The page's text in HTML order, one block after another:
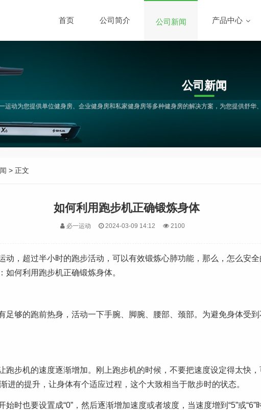
首页 公司简介 公司新闻 产品中心
公司新闻
运动为您提供单位健身房、企业健身房和私家健身房等多种健身房的解决方案，为您提供舒华
> 正文
如何利用跑步机正确锻炼身体
必一运动 2024-03-09 14:12 2100
，超过半小时的跑步活动，可以有效锻炼心肺功能，那么，怎么安全
如何利用跑步机正确锻炼身体。
足够的跑前热身，活动一下手腕、脚腕、腰部、颈部。为避免身体受
步机的速度逐渐增加。刚上跑步机的时候，不要把速度设定得太快，
渐进的提升，让身体有个适应过程，这个大致相当于散步时的状态。
时也要设置成“0”，然后逐渐增加速度或者坡度，当速度增到“5”或“6”